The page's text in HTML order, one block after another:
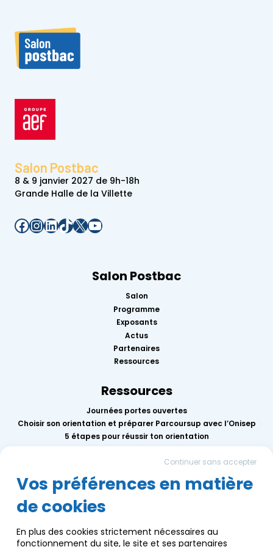
Salon Postbac
8 & 9 janvier 2027 de 9h-18h
Grande Halle de la Villette
Facebook
Instagram
LinkedIn
TikTok
X YouTube
Salon Postbac
Salon
Programme
Exposants
Actus
Partenaires
Ressources
Ressources
Journées portes ouvertes
Choisir son orientation et préparer Parcoursup avec l’Onisep
5 étapes pour réussir ton orientation
Mercredis de l’orientation
Calendrier des événements AEF info
Groupe AEF
Nous contacter
Continuer sans accepter
Vos préférences en matière
de cookies
En plus des cookies strictement nécessaires au
fonctionnement du site, le site et ses partenaires